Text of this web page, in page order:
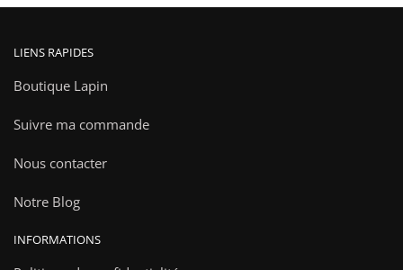
LIENS RAPIDES
Boutique Lapin
Suivre ma commande
Nous contacter
Notre Blog
INFORMATIONS